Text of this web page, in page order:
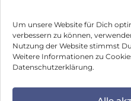
Um unsere Website für Dich
verbessern zu können,
Nutzung der Website stimmst
Weitere Informationen zu
Datenschutzerklärung.
Impressum